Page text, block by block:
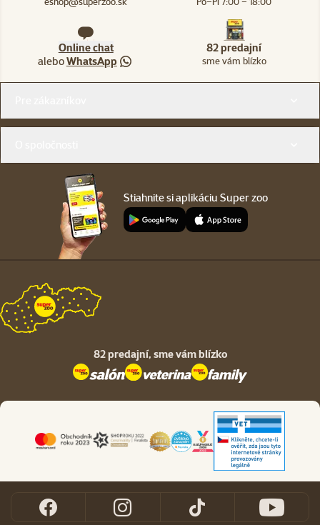
Online chat
aleboWhatsApp
82 predajní
sme vám blízko
Stiahnite si aplikáciu Super zoo
82 predajní, sme vám blízko